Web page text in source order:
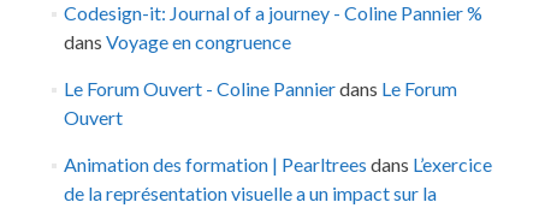
Codesign-it: Journal of a journey - Coline Pannier %
dans Voyage en congruence
Le Forum Ouvert - Coline Pannierdans Le Forum
Ouvert
Animation des formation | Pearltrees dans L’exercice
de la représentation visuelle a un impact sur la